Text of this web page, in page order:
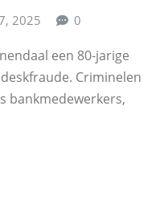
2025 0
een 80‑jarige
Criminelen
bankmedewerkers,